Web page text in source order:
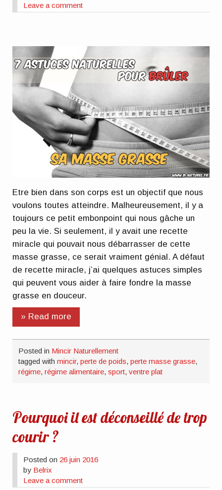
Leave a comment
Etre bien dans son corps est un objectif que nous
voulons toutes atteindre. Malheureusement, il y a
toujours ce petit embonpoint qui nous gâche un
peu la vie. Si seulement, il y avait une recette
miracle qui pouvait nous débarrasser de cette
masse grasse, ce serait vraiment génial. A défaut
de recette miracle, j’ai quelques astuces simples
qui peuvent vous aider à faire fondre la masse
grasse en douceur.
» Read more
Posted in Mincir Naturellement
tagged withmincir,perte de poids,perte masse grasse,
régime,régime alimentaire,sport,ventre plat
Pourquoi il est déconseillé de trop
courir ?
Posted on 26 juin 2016
by Belrix
Leave a comment